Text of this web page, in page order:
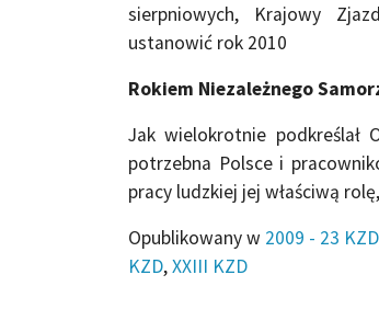
sierpniowych, Krajowy
ustanowić rok 2010
Rokiem Niezależnego
Jak wielokrotnie podkreślał
potrzebna Polsce i
pracy ludzkiej jej właściwą
Opublikowany w 2009 - 23 KZD
KZD,XXIII KZD